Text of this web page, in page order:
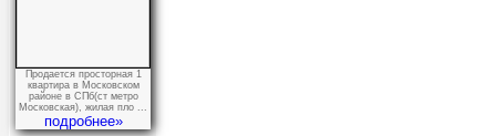
Продается просторная 1
квартира в Московском
районе в СПб(ст метро
Московская), жилая пло ...
подробнее»